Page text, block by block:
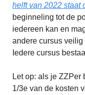
helft van 2022 staat
beginneling tot de
iedereen kan en
andere cursus veilig
Iedere cursus
Let op: als je ZZPer
1/3e van de kosten